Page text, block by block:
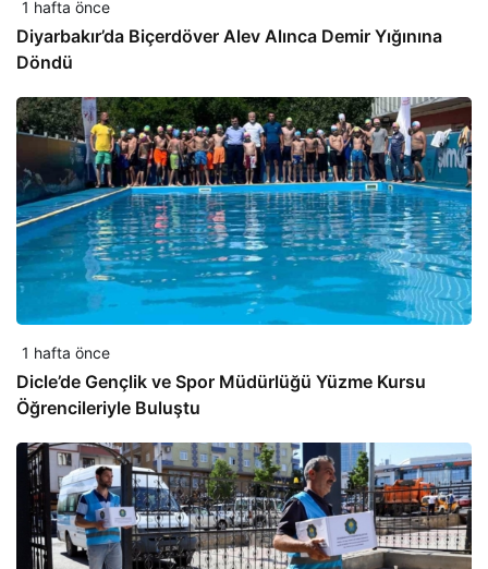
1 hafta önce
Diyarbakır’da Biçerdöver Alev Alınca Demir Yığınına
Döndü
1 hafta önce
Dicle’de Gençlik ve Spor Müdürlüğü Yüzme Kursu
Öğrencileriyle Buluştu